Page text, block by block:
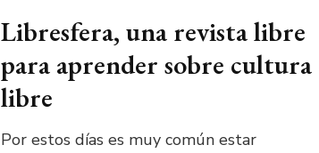
Libresfera, una revista libre
para aprender sobre cultura
libre
Por estos días es muy común estar